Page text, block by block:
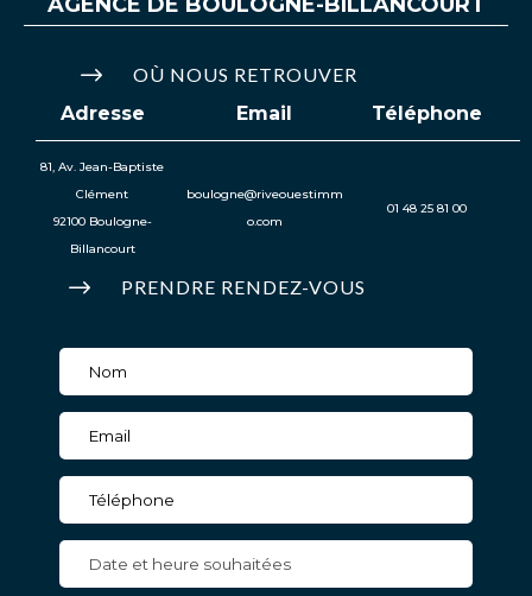
$
OÙ NOUS RETROUVER
Adresse
Email Téléphone
81, Av. Jean-Baptiste
Clément
92100 Boulogne-
Billancourt
boulogne@riveouestimm
o.com
01 48 25 81 00
$ PRENDRE RENDEZ-VOUS